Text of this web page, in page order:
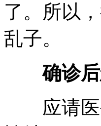
了。所以
乱子。
确诊后
应请医